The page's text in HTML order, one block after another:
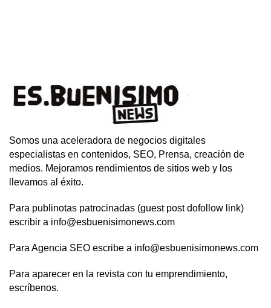
Somos una aceleradora de negocios digitales
especialistas en contenidos, SEO, Prensa, creación de
medios. Mejoramos rendimientos de sitios web y los
llevamos al éxito.
Para publinotas patrocinadas (guest post dofollow link)
escribir a info@esbuenisimonews.com
Para Agencia SEO escribe a info@esbuenisimonews.com
Para aparecer en la revista con tu emprendimiento,
escríbenos.